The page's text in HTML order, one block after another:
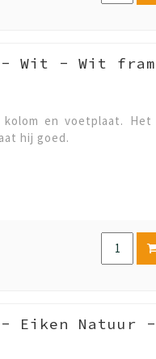
- Wit - Wit
en voetplaat. Het
hij goed.
- Eiken Natuur -